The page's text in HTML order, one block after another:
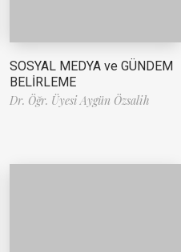
SOSYAL MEDYA ve GÜNDEM
BELİRLEME
Dr. Öğr. Üyesi Aygün Özsalih